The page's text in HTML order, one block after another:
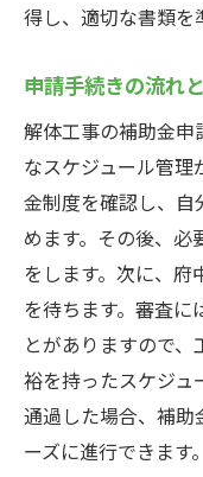
得し、適切な書類を
申請手続きの流れ
解体工事の補助金
なスケジュール管理
金制度を確認し、
めます。その後、必
をします。次に、
を待ちます。審査
とがありますので
裕を持ったスケジュ
通過した場合、補
ーズに進行できます